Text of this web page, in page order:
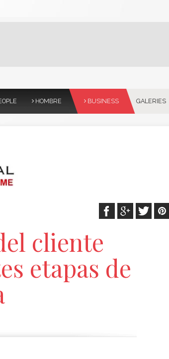
HOMBRE BUSINESS GALERIES
cliente
etapas de